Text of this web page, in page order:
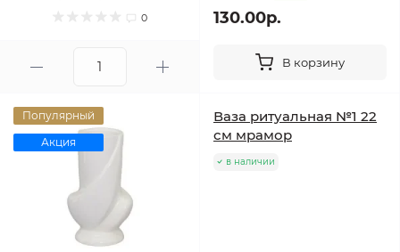
0 130.00р.
В корзину
Популярный
Акция
Ваза ритуальная №1 22
см мрамор
в наличии